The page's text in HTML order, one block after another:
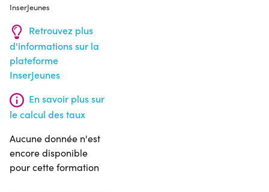
InserJeunes
Retrouvez plus
d'informations sur la
plateforme
InserJeunes
En savoir plus sur
le calcul des taux
Aucune donnée n'est
encore disponible
pour cette formation